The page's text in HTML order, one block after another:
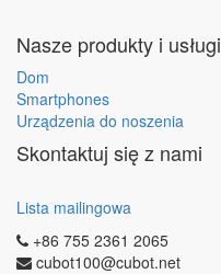
Nasze produkty i usługi
Dom
Smartphones
Urządzenia do noszenia
Skontaktuj się z nami
Lista mailingowa
+86 755 2361 2065
cubot100@cubot.net